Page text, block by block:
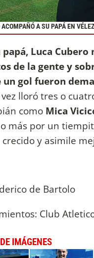
A SU PAPÁ EN
papá, Luca Cubero
de la gente y
gol fueron
lloró tres o
como Mica
más por un
crecido y asimile
de Bartolo
Club
IMÁGENES